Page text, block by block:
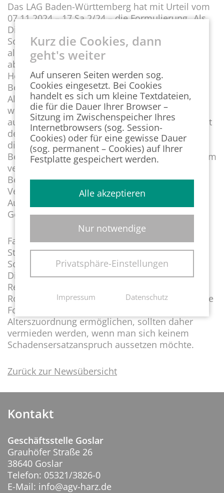
Das LAG Baden-Württemberg hat mit Urteil vom
07.11.2024 – 17 Sa 2/24 – die Formulierung „Als
Digital Native fühlst du dich in der Welt der
Social Media …. zu Hause. …“ als
altersdiskriminierend gewertet und einem
abgelehnten Bewerber eine Entschädigung in
Höhe von € 7.500,00 zugesprochen. Mit dem
Begriff „Digital Native“ wird unmittelbar an das
Alter angeknüpft, da bestimmt werden kann
welche Altersgruppe mit digitalen Medien
aufgewachsen ist. Mit der Formulierung verstößt
der Arbeitgeber gegen § 11 AGG, was wiederum
die Vermutung begründet, die Ablehnung des
Bewerbers sei wegen der Ausschreibung mit dem
verbotenen Merkmal erfolgt. Weiter wurde der
Begriff „Teambuddy“ verwendet, der die
Vermutung weiter unterstützt, da er nach
Auffassung des Gerichtes eher eine jüngere
Generation anspricht.
Fazit: Nach wie vor spielen bei
Stellenausschreibungen etwaige
Schadensersatzansprüche wegen
Diskriminierung nach dem AGG in der
Rechtsprechung eine nicht zu unterschätzende
Rolle. Eine die jüngere Generation ansprechende
Formulierung gepaart mit Begriffen, die eine
Alterszuordnung ermöglichen, sollten daher
vermieden werden, wenn man sich keinem
Schadensersatzanspruch aussetzen möchte.
Zurück zur Newsübersicht
Kontakt
Geschäftsstelle Goslar
Grauhöfer Straße 26
38640 Goslar
Telefon: 05321/3826-0
E-Mail: info@agv-harz.de
Kurz die Cookies, dann
geht's weiter
Auf unseren Seiten werden sog.
Cookies eingesetzt. Bei Cookies
handelt es sich um kleine Textdateien,
die für die Dauer Ihrer Browser –
Sitzung im Zwischenspeicher Ihres
Internetbrowsers (sog. Session-
Cookies) oder für eine gewisse Dauer
(sog. permanent – Cookies) auf Ihrer
Festplatte gespeichert werden.
Alle akzeptieren
Nur notwendige
Privatsphäre-Einstellungen
Impressum Datenschutz